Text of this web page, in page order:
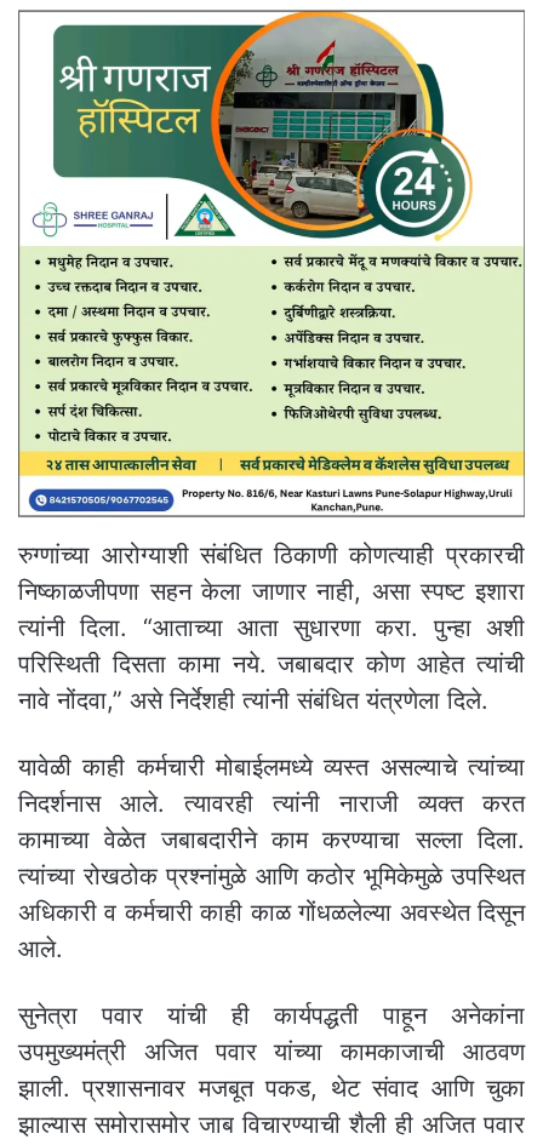
रुग्णांच्या आरोग्याशी संबंधित ठिकाणी कोणत्याही प्रकारची
निष्काळजीपणा सहन केला जाणार नाही, असा स्पष्ट इशारा
त्यांनी दिला. “आताच्या आता सुधारणा करा. पुन्हा अशी
परिस्थिती दिसता कामा नये. जबाबदार कोण आहेत त्यांची
नावे नोंदवा,” असे निर्देशही त्यांनी संबंधित यंत्रणेला दिले.
यावेळी काही कर्मचारी मोबाईलमध्ये व्यस्त असल्याचे त्यांच्या
निदर्शनास आले. त्यावरही त्यांनी नाराजी व्यक्त करत
कामाच्या वेळेत जबाबदारीने काम करण्याचा सल्ला दिला.
त्यांच्या रोखठोक प्रश्नांमुळे आणि कठोर भूमिकेमुळे उपस्थित
अधिकारी व कर्मचारी काही काळ गोंधळलेल्या अवस्थेत दिसून
आले.
सुनेत्रा पवार यांची ही कार्यपद्धती पाहून अनेकांना
उपमुख्यमंत्री अजित पवार यांच्या कामकाजाची आठवण
झाली. प्रशासनावर मजबूत पकड, थेट संवाद आणि चुका
झाल्यास समोरासमोर जाब विचारण्याची शैली ही अजित पवार